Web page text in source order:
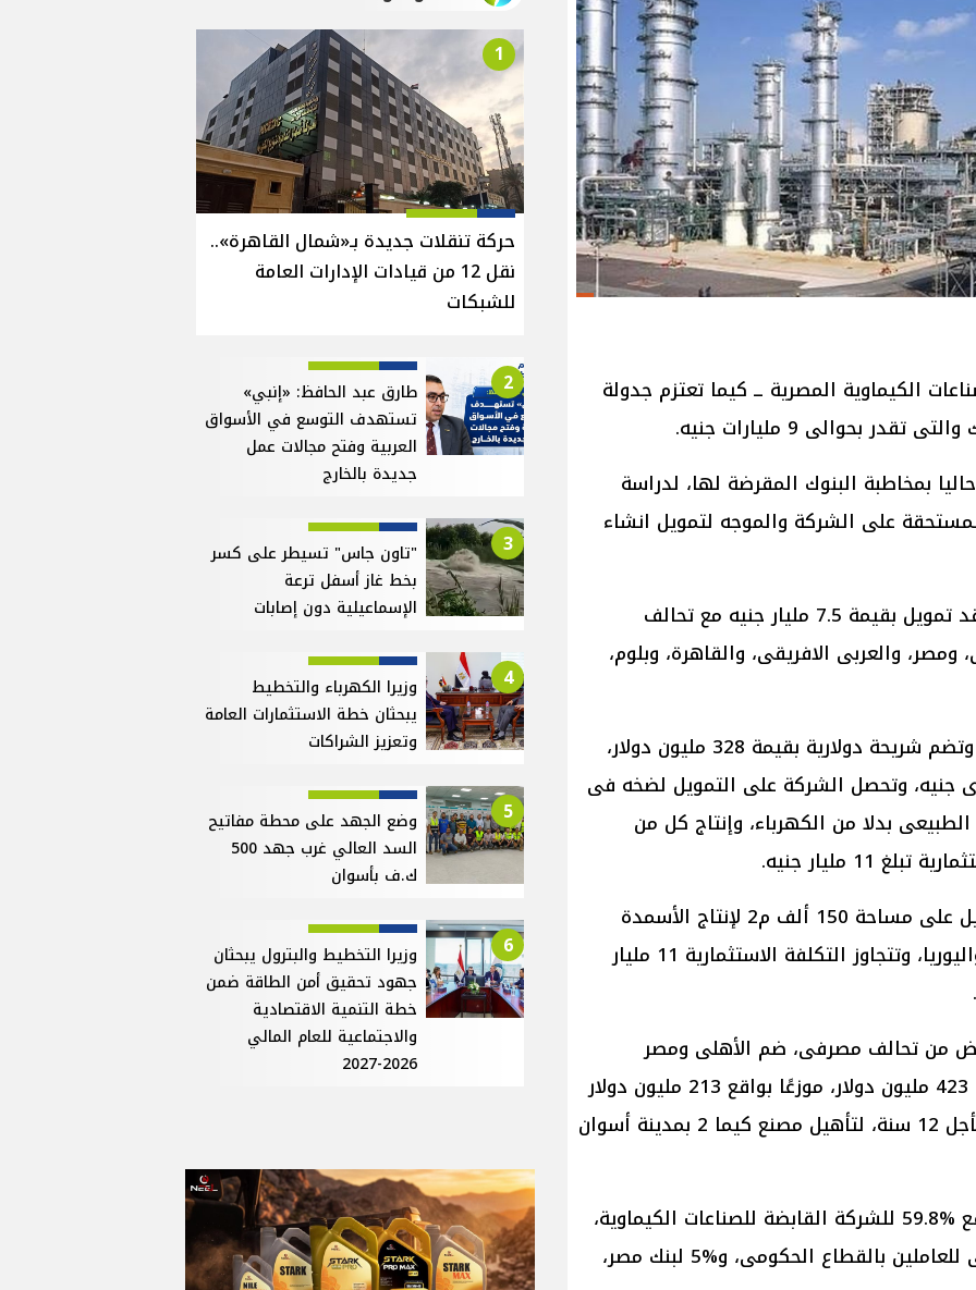
الكيماوية المصرية ــ كيما تعتزم جدولة
بحوالى 9 مليارات جنيه.
بمخاطبة البنوك المقرضة لها، لدراسة
على الشركة والموجه لتمويل انشاء
وفى ابريل 2018 وقعت الشركة، عقد تمويل بقيمة 7.5 مليار جنيه مع تحالف
والعربى الافريقى، والقاهرة، وبلوم،
وتصل مدة القرض إلى 10 سنوات، وتضم شريحة دولارية بقيمة 328 مليون دولار،
جنيه، وتحصل الشركة على التمويل لضخه فى
بدلا من الكهرباء، وإنتاج كل من
11 مليار جنيه.
ويقام المصنع الموجه بشأنه التمويل على مساحة 150 ألف م2 لإنتاج الأسمدة
الأزوتية، يضم وحدة إنتاج الأمونيا واليوريا، وتتجاوز التكلفة الاستثمارية 11 مليار
عام 2016 على قرض من تحالف مصرفى، ضم الأهلى ومصر
والقاهرة والعربى الأفريقى، بقيمة 423 مليون دولار، موزعًا بواقع 213 مليون دولار
لأجل 10 سنوات، و1.35 مليار جنيه بأجل 12 سنة، لتأهيل مصنع كيما 2 بمدينة أسوان
يتوزع هيكل ملكية شركة كيما بواقع %59.8 للشركة القابضة للصناعات الكيماوية،
و%25.6 لصندوق التأمين الاجتماعى للعاملين بالقطاع الحكومى، و%5 لبنك مصر،
1
حركة تنقلات جديدة بـ«شمال القاهرة»..
نقل 12 من قيادات الإدارات العامة
للشبكات
2
طارق عبد الحافظ: «إنبي»
تستهدف التوسع في الأسواق
العربية وفتح مجالات عمل
جديدة بالخارج
3
"تاون جاس" تسيطر على كسر
بخط غاز أسفل ترعة
الإسماعيلية دون إصابات
4
وزيرا الكهرباء والتخطيط
يبحثان خطة الاستثمارات العامة
وتعزيز الشراكات
5
وضع الجهد على محطة مفاتيح
السد العالي غرب جهد 500
ك.ف بأسوان
6
وزيرا التخطيط والبترول يبحثان
جهود تحقيق أمن الطاقة ضمن
خطة التنمية الاقتصادية
والاجتماعية للعام المالي
2026-2027